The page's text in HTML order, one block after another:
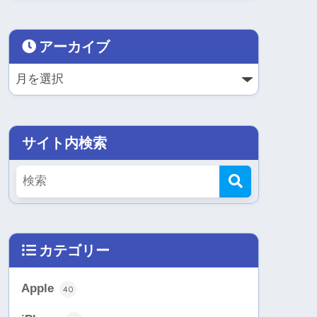
アーカイブ
サイト内検索
カテゴリー
Apple 40